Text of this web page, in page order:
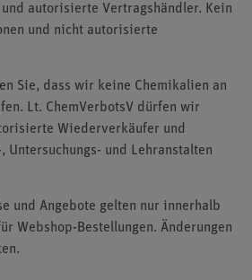
autorisierte Vertragshändler. Kein
und nicht autorisierte
Sie, dass wir keine Chemikalien an
Lt. ChemVerbotsV dürfen wir
Wiederverkäufer und
Untersuchungs- und Lehranstalten
und Angebote gelten nur innerhalb
Webshop-Bestellungen. Änderungen